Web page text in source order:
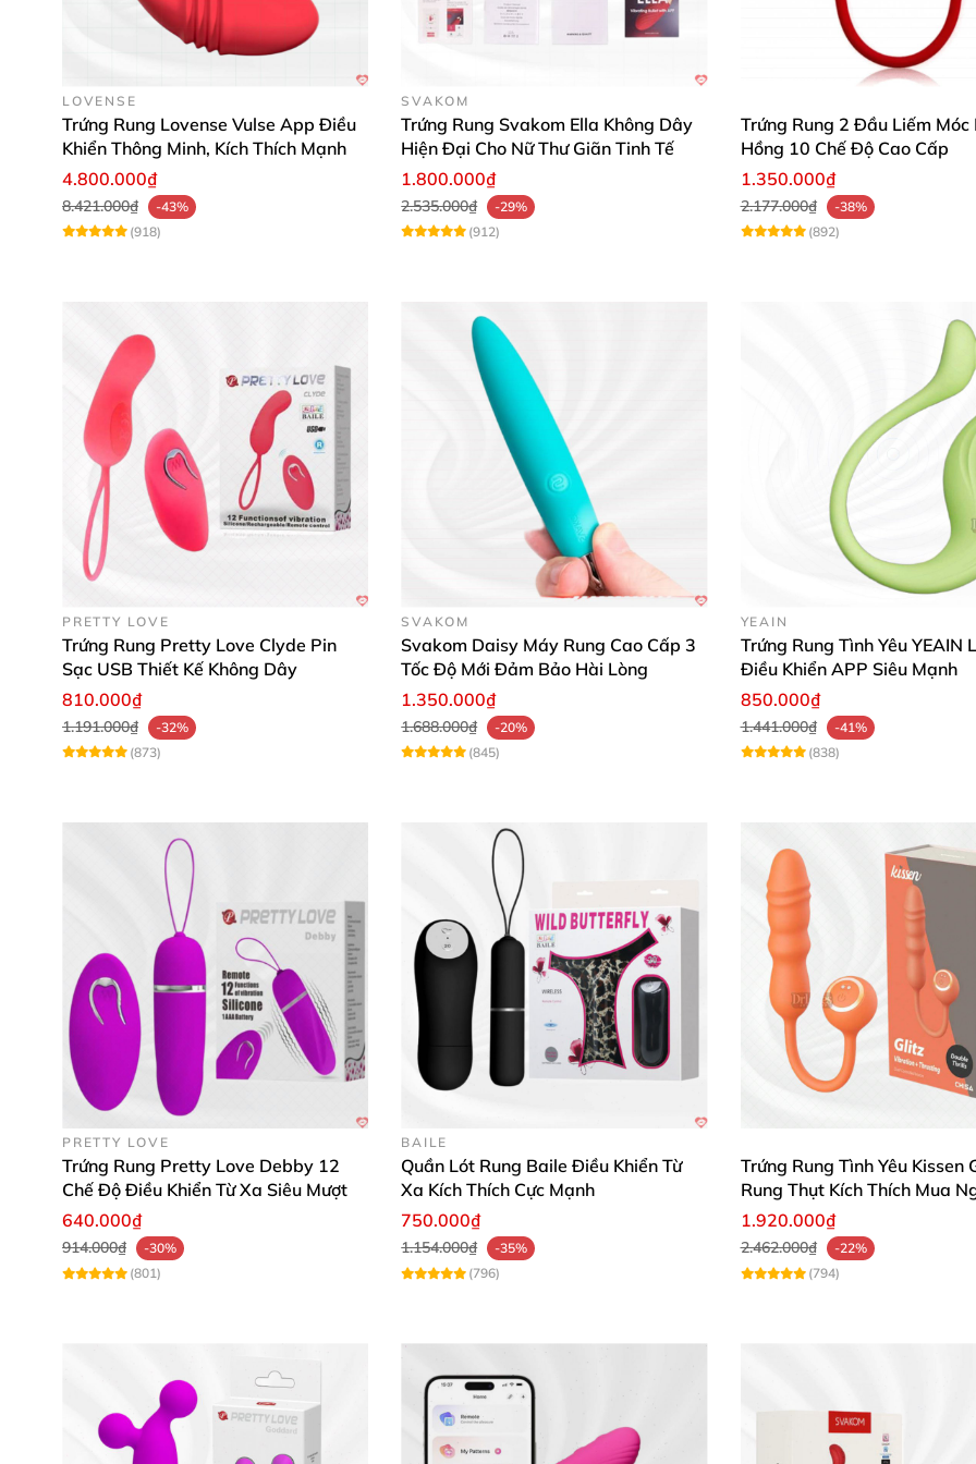
LOVENSE
Trứng Rung Lovense Vulse App Điều
Khiển Thông Minh, Kích Thích Mạnh
4.800.000₫
8.421.000₫
-43%
(918)
SVAKOM
Trứng Rung Svakom Ella Không Dây
Hiện Đại Cho Nữ Thư Giãn Tinh Tế
1.800.000₫
2.535.000₫
-29%
(912)
Trứng Rung 2 Đầu Liếm Móc
Hồng 10 Chế Độ Cao Cấp
1.350.000₫
2.177.000₫
-38%
(892)
PRETTY LOVE
Trứng Rung Pretty Love Clyde Pin
Sạc USB Thiết Kế Không Dây
810.000₫
1.191.000₫
-32%
(873)
SVAKOM
Svakom Daisy Máy Rung Cao Cấp 3
Tốc Độ Mới Đảm Bảo Hài Lòng
1.350.000₫
1.688.000₫
-20%
(845)
YEAIN
Trứng Rung Tình Yêu YEAIN
Điều Khiển APP Siêu Mạnh
850.000₫
1.441.000₫
-41%
(838)
PRETTY LOVE
Trứng Rung Pretty Love Debby 12
Chế Độ Điều Khiển Từ Xa Siêu Mượt
640.000₫
914.000₫
-30%
(801)
BAILE
Quần Lót Rung Baile Điều Khiển Từ
Xa Kích Thích Cực Mạnh
750.000₫
1.154.000₫
-35%
(796)
Trứng Rung Tình Yêu Kissen
Rung Thụt Kích Thích Mua
1.920.000₫
2.462.000₫
-22%
(794)